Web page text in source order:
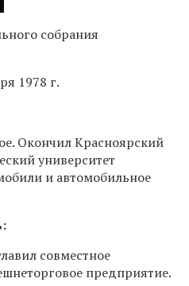
собрания
1978 г.
ОкончилКрасноярский
университет
и автомобильное
совместное
предприятие.